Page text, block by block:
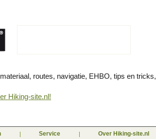
routes, navigatie, EHBO, tips en tricks,
Hiking-site.nl!
Service Over Hiking-site.nl